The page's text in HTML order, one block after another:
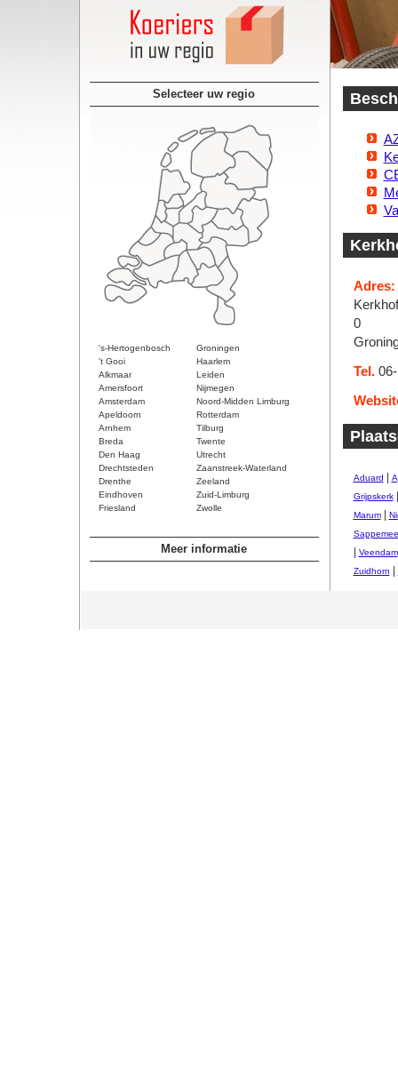
Selecteer uw regio
's-Hertogenbosch
Groningen
't Gooi
Haarlem
Alkmaar
Leiden
Amersfoort
Nijmegen
Amsterdam
Noord-Midden Limburg
Apeldoorn
Rotterdam
Arnhem
Tilburg
Breda
Twente
Den Haag
Utrecht
Drechtsteden
Zaanstreek-Waterland
Drenthe
Zeeland
Eindhoven
Zuid-Limburg
Friesland
Zwolle
Meer informatie
Adres:
0
Tel.06-
Aduard
Grijpskerk
Marum|
Veendam
Zuidhorn